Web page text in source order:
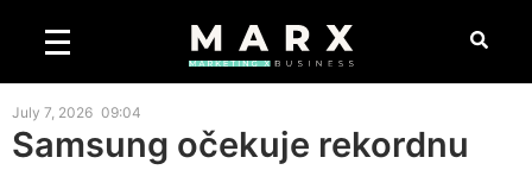
July 7, 2026 09:04
Samsung očekuje rekordnu